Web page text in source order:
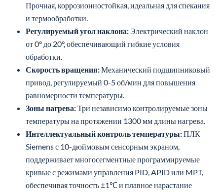
Прочная, коррозионностойкая, идеальная для спекания
и термообработки.
Регулируемый угол наклона: Электрический наклон
от 0° до 20°, обеспечивающий гибкие условия
обработки.
Скорость вращения:Механический подшипниковый
привод, регулируемый 0-5 об/мин для повышения
равномерности температуры.
Зоны нагрева:Три независимо контролируемые зоны
температуры на протяжении 1300 мм длины нагрева.
Интеллектуальный контроль температуры:ПЛК
Siemens с 10-дюймовым сенсорным экраном,
поддерживает многосегментные программируемые
кривые с режимами управления PID, APID или MPT,
обеспечивая точность ±1℃ и плавное нарастание